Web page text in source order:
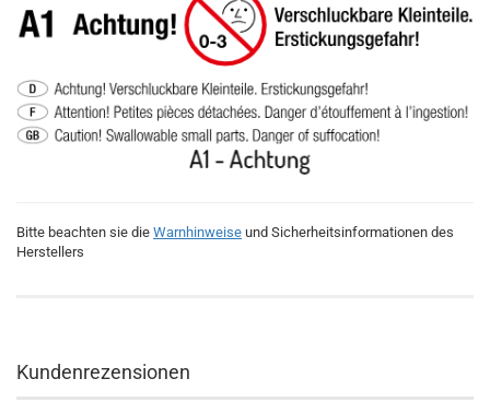
Bitte beachten sie die Warnhinweise und Sicherheitsinformationen des
Herstellers
Kundenrezensionen